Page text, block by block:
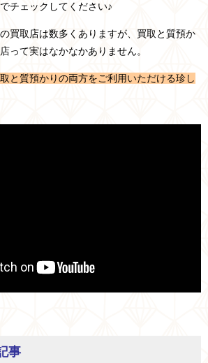
チェックしてください♪
買取店は数多くありますが、買取と質預か
って実はなかなかありません。
と質預かりの両方をご利用いただける珍し
事